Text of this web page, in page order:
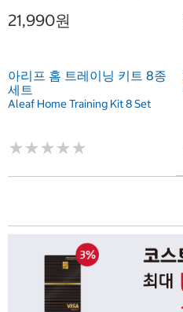
21,990원
아리프 홈 트레이닝 키트 8종
세트
Aleaf Home Training Kit 8 Set
★★★★★
★★★★★